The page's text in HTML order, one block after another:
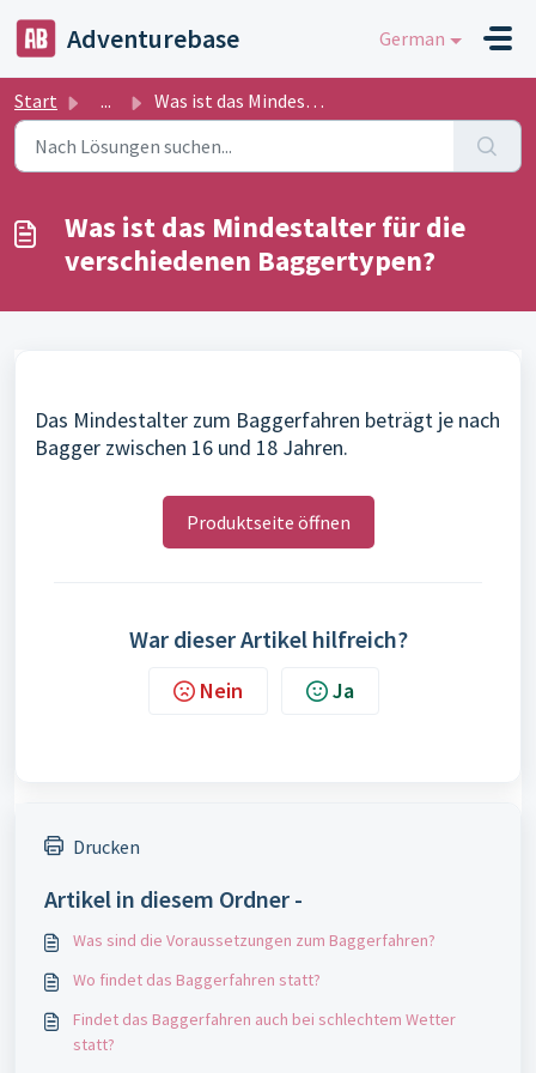
Adventurebase German
Start ... Was ist das Mindestalter für die verschiedenen Baggertypen?
Was ist das Mindestalter für die
verschiedenen Baggertypen?
Das Mindestalter zum Baggerfahren beträgt je nach
Bagger zwischen 16 und 18 Jahren.
Produktseite öffnen
War dieser Artikel hilfreich?
Nein Ja
Drucken
Artikel in diesem Ordner -
Was sind die Voraussetzungen zum Baggerfahren?
Wo findet das Baggerfahren statt?
Findet das Baggerfahren auch bei schlechtem Wetter
statt?